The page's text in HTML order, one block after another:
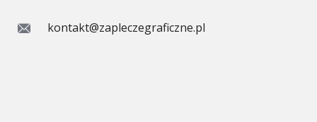
kontakt@zapleczegraficzne.pl